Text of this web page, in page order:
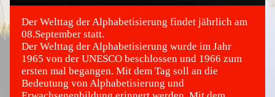
©
Der Welttag der Alphabetisierung findet jährlich am
08.September statt.
Der Welttag der Alphabetisierung wurde im Jahr
1965 von der UNESCO beschlossen und 1966 zum
ersten mal begangen. Mit dem Tag soll an die
Bedeutung von Alphabetisierung und